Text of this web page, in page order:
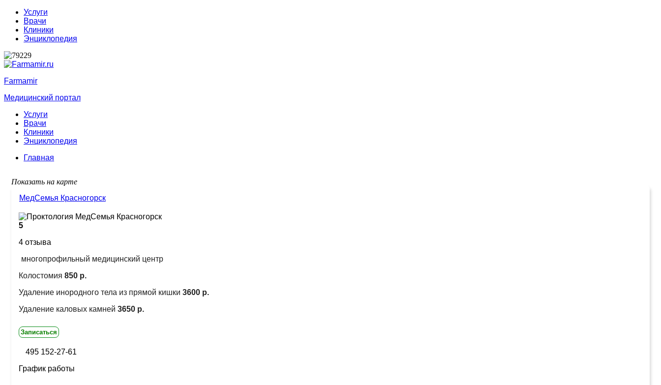
Услуги
Врачи
Клиники
Энциклопедия
Farmamir
Медицинский портал
Услуги
Врачи
Клиники
Энциклопедия
Главная
Показать на карте
МедСемья Красногорск
5
4 отзыва
многопрофильный медицинский центр
Колостомия 850 р.
Удаление инородного тела из прямой кишки 3600 р.
Удаление каловых камней 3650 р.
Записаться
495 152-27-61
График работы